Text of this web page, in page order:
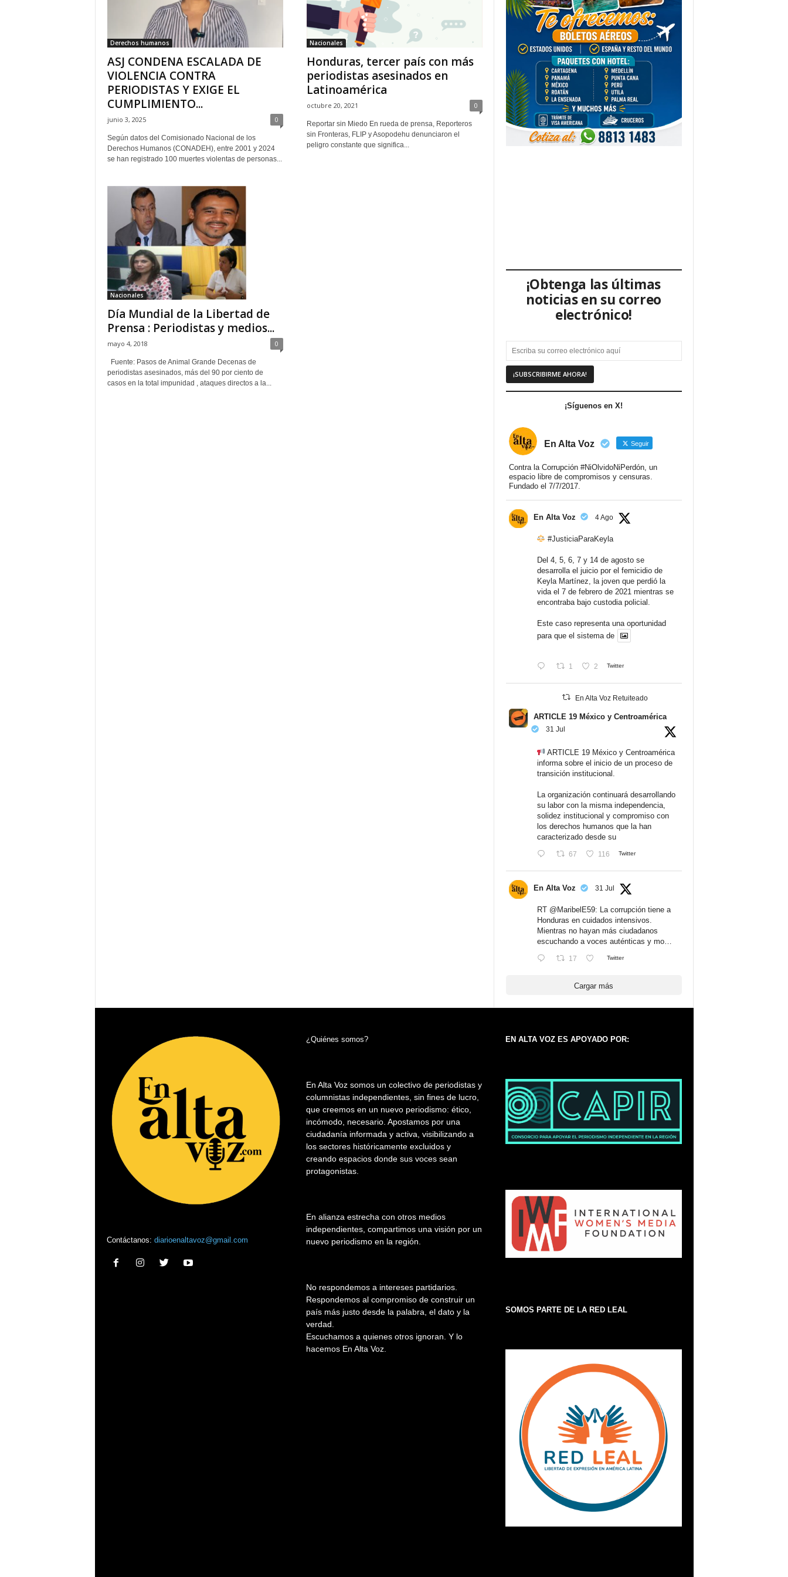
Derechos humanos
ASJ CONDENA ESCALADA DE
VIOLENCIA CONTRA
PERIODISTAS Y EXIGE EL
CUMPLIMIENTO...
junio 3, 2025 0
Según datos del Comisionado Nacional de los
Derechos Humanos (CONADEH), entre 2001 y 2024
se han registrado 100 muertes violentas de personas...
Nacionales
Honduras, tercer país con más
periodistas asesinados en
Latinoamérica
octubre 20, 2021 0
Reportar sin Miedo En rueda de prensa, Reporteros
sin Fronteras, FLIP y Asopodehu denunciaron el
peligro constante que significa...
Nacionales
Día Mundial de la Libertad de
Prensa : Periodistas y medios...
mayo 4, 2018 0
Fuente: Pasos de Animal Grande Decenas de
periodistas asesinados, más del 90 por ciento de
casos en la total impunidad , ataques directos a la...
¡Obtenga las últimas
noticias en su correo
electrónico!
¡Síguenos en X!
En Alta Voz Seguir
Contra la Corrupción #NiOlvidoNiPerdón, un
espacio libre de compromisos y censuras.
Fundado el 7/7/2017.
En Alta Voz 4 Ago
#JusticiaParaKeyla
Del 4, 5, 6, 7 y 14 de agosto se
desarrolla el juicio por el femicidio de
Keyla Martínez, la joven que perdió la
vida el 7 de febrero de 2021 mientras se
encontraba bajo custodia policial.
Este caso representa una oportunidad
para que el sistema de
1 2 Twitter
En Alta Voz Retuiteado
ARTICLE 19 México y Centroamérica
31 Jul
ARTICLE 19 México y Centroamérica
informa sobre el inicio de un proceso de
transición institucional.
La organización continuará desarrollando
su labor con la misma independencia,
solidez institucional y compromiso con
los derechos humanos que la han
caracterizado desde su
67 116 Twitter
En Alta Voz 31 Jul
RT @MaribelE59: La corrupción tiene a
Honduras en cuidados intensivos.
Mientras no hayan más ciudadanos
escuchando a voces auténticas y mo…
17 Twitter
Cargar más
Contáctanos: diarioenaltavoz@gmail.com
¿Quiénes somos?
En Alta Voz somos un colectivo de periodistas y
columnistas independientes, sin fines de lucro,
que creemos en un nuevo periodismo: ético,
incómodo, necesario. Apostamos por una
ciudadanía informada y activa, visibilizando a
los sectores históricamente excluidos y
creando espacios donde sus voces sean
protagonistas.
En alianza estrecha con otros medios
independientes, compartimos una visión por un
nuevo periodismo en la región.
No respondemos a intereses partidarios.
Respondemos al compromiso de construir un
país más justo desde la palabra, el dato y la
verdad.
Escuchamos a quienes otros ignoran. Y lo
hacemos En Alta Voz.
EN ALTA VOZ ES APOYADO POR:
SOMOS PARTE DE LA RED LEAL